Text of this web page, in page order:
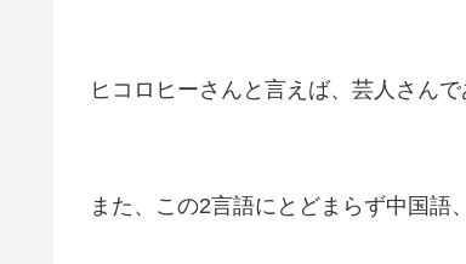
ヒコロヒーさんと言えば、芸人さん
また、この2言語にとどまらず中国語